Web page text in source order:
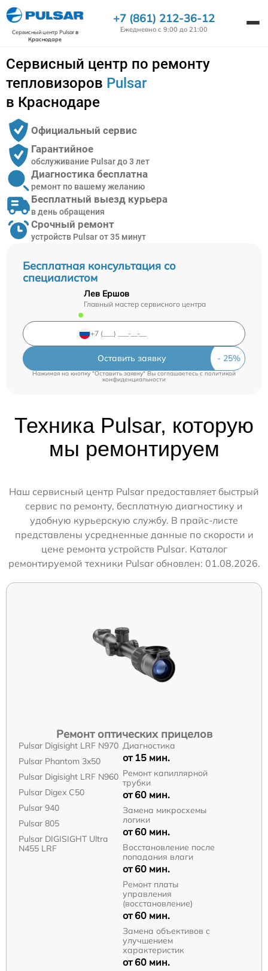
Сервисный центр Pulsarв
Краснодаре
+7 (861) 212-36-12
Ежедневно с 9:00 до 21:00
Сервисный центр по ремонту
тепловизоров Pulsar
в Краснодаре
Бесплатная консультация со
специалистом
Лев Ершов
Главный мастер сервисного центра
Оставить заявку
Нажимая на кнопку "Оставить заявку" Вы соглашаетесь cполитикой
конфиденциальности
Официальный сервис
Гарантийное
обслуживание Pulsar до 3 лет
Диагностика бесплатна
ремонт по вашему желанию
Бесплатный выезд курьера
в день обращения
Срочный ремонт
устройств Pulsar от 35 минут
Техника Pulsar, которую
мы ремонтируем
Наш сервисный центр Pulsar предоставляет быстрый
сервис по ремонту, бесплатную диагностику и
удобную курьерскую службу. В прайс-листе
представлены усредненные данные по скорости и
цене ремонта устройств Pulsar. Каталог
ремонтируемой техники Pulsar обновлен: 01.08.2026.
Ремонт оптических прицелов
Pulsar Digisight LRF N970
Pulsar Phantom 3x50
Pulsar Digisight LRF N960
Pulsar Digex C50
Pulsar 940
Pulsar 805
Pulsar DIGISIGHT Ultra
N455 LRF
Диагностика
от 15 мин.
Ремонт капиллярной
трубки
от 60 мин.
Замена микросхемы
логики
от 60 мин.
Восстановление после
попадания влаги
от 60 мин.
Ремонт платы
управления
(восстановление)
от 60 мин.
Замена объективов с
улучшением
характеристик
от 60 мин.